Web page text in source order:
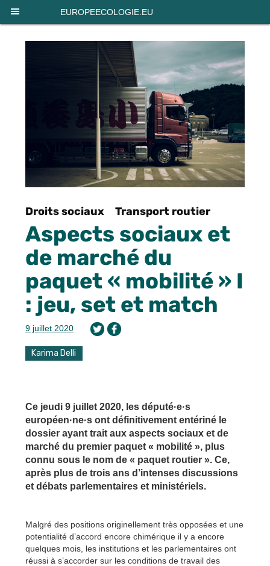
EUROPEECOLOGIE.EU
Droits sociaux Transport routier
Aspects sociaux et
de marché du
paquet « mobilité » I
: jeu, set et match
9 juillet 2020
Karima Delli
Ce jeudi 9 juillet 2020, les député·e·s
européen·ne·s ont définitivement entériné le
dossier ayant trait aux aspects sociaux et de
marché du premier paquet « mobilité », plus
connu sous le nom de « paquet routier ». Ce,
après plus de trois ans d’intenses discussions
et débats parlementaires et ministériels.
Malgré des positions originellement très opposées et une
potentialité d’accord encore chimérique il y a encore
quelques mois, les institutions et les parlementaires ont
réussi à s’accorder sur les conditions de travail des